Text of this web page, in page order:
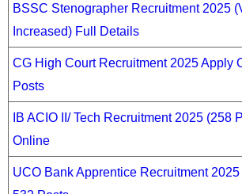
BSSC Stenographer Recruitment 2025
Increased) Full Details
CG High Court Recruitment 2025 Apply
Posts
IB ACIO II/ Tech Recruitment 2025 (258
Online
UCO Bank Apprentice Recruitment